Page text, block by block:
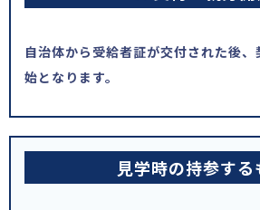
自治体から受給者証が交付された後
始となります。
見学時の持参する